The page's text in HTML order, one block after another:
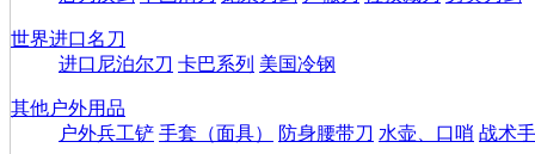
世界进口名刀
进口尼泊尔刀 卡巴系列 美国冷钢
其他户外用品
户外兵工铲 手套（面具） 防身腰带刀 水壶、口哨 战术